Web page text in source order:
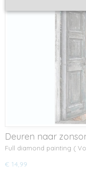
Deuren naar
Full diamond painting (
€ 14,99